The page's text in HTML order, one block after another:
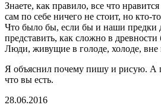
Знаете, как правило, все что
сам по себе ничего не стоит, но кто-
Что было бы, если бы и наши предки
представить, как сложно в
Люди, живущие в голоде, холоде, вне
Я объяснил почему пишу и рисую. А
что вы есть.
28.06.2016